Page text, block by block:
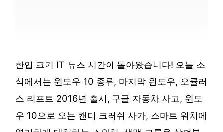
한입 크기 IT 뉴스 시간이 돌아왔습니다! 오늘 소
식에서는 윈도우 10 종류, 마지막 윈도우, 오큘러
스 리프트 2016년 출시, 구글 자동차 사고, 윈도
우 10으로 오는 캔디 크러쉬 사가, 스마트 워치에